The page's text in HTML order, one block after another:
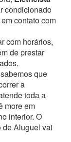
condicionado
contato com
com horários,
de prestar
que
a
toda a
more em
interior. O
de Aluguel vai